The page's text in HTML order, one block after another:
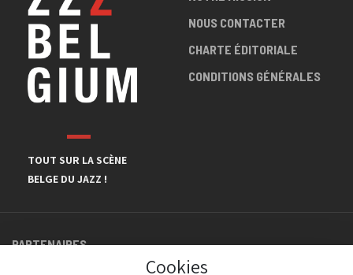
TOUT SUR LA SCÈNE
BELGE DU JAZZ !
NOUS CONTACTER
CHARTE ÉDITORIALE
CONDITIONS GÉNÉRALES
PARTENAIRES
Cookies